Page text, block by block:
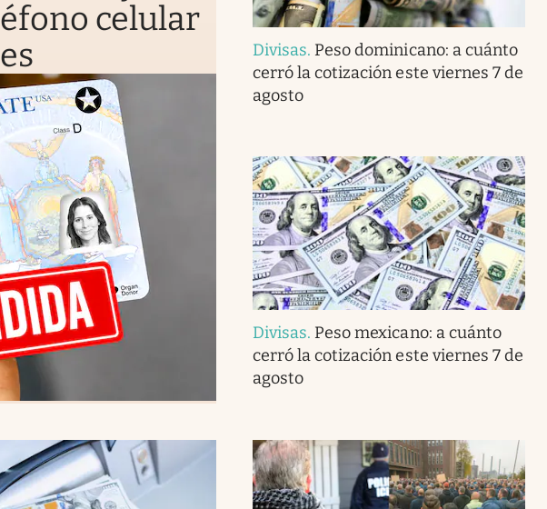
celular
Divisas. Peso dominicano: a cuánto
cerró la cotización este viernes 7 de
agosto
Divisas. Peso mexicano: a cuánto
cerró la cotización este viernes 7 de
agosto